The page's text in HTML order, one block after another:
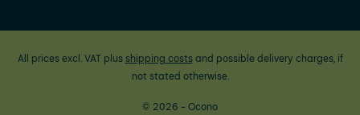
All prices excl. VAT plus shipping costsand possible delivery charges, if
not stated otherwise.
© 2026 - Ocono